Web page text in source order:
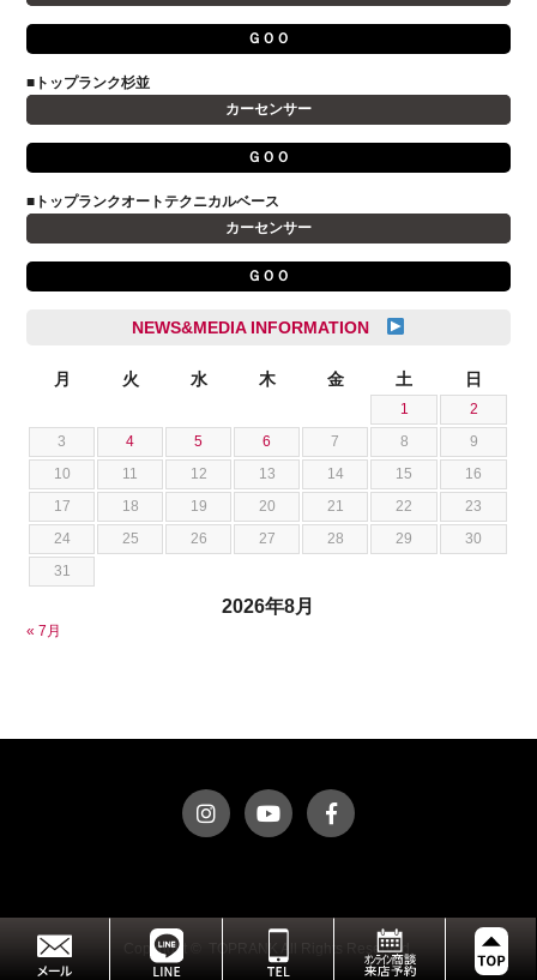
小澤 孝久
小野 利公
山本 大輔
岩井 裕一
石川 成一郎
荒居 力哉
荻野 雅史
菊池 大誠
藤本 京弥
西川 諒
JAGUAR
アストンマーティン
アルファロメオ
キャデラック
クライスラー
クライスラージープ
スズキ
ダッジ
テスラ
トヨタ
ニッサン
フェラーリ
フォルクスワーゲン
ポルシェ
ミニ
メルセデスAMG
ＧＯＯ
■トップランク杉並
カーセンサー
ＧＯＯ
■トップランクオートテクニカルベース
カーセンサー
ＧＯＯ
NEWS&MEDIA INFORMATION
2026年8月
月 火 水 木 金 土 日
1
2
3
4 5 6 7 8
9
10
11 12 13 14 15
16
17
18 19 20 21 22
23
24
25 26 27 28 29
30
31
« 7月
Copyright © TOPRANK All Rights Reserved.